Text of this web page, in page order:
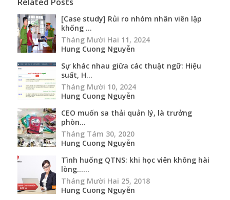
[Case study] Rủi ro nhóm nhân viên lập
khống ...
Tháng Mười Hai 11, 2024
Hung Cuong Nguyễn
Sự khác nhau giữa các thuật ngữ: Hiệu
suất, H...
Tháng Mười 10, 2024
Hung Cuong Nguyễn
CEO muốn sa thải quản lý, là trưởng
phòn...
Tháng Tám 30, 2020
Hung Cuong Nguyễn
Tình huống QTNS: khi học viên không hài
lòng…...
Tháng Mười Hai 25, 2018
Hung Cuong Nguyễn